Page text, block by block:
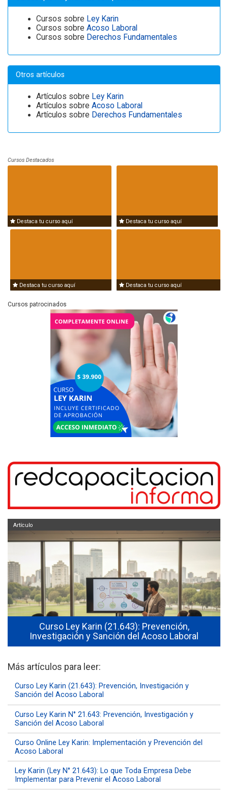
Cursos sobre Ley Karin
Cursos sobre Acoso Laboral
Cursos sobre Derechos Fundamentales
Otros artículos
Artículos sobre Ley Karin
Artículos sobre Acoso Laboral
Artículos sobre Derechos Fundamentales
Cursos Destacados
Destaca tu curso aquí Destaca tu curso aquí
Destaca tu curso aquí Destaca tu curso aquí
Cursos patrocinados
Curso Ley Karin N° 21.643: Prevención,
Investigación y Sanción del Acoso Laboral
Más artículos para leer:
Curso Ley Karin (21.643): Prevención, Investigación y
Sanción del Acoso Laboral
Curso Ley Karin N° 21.643: Prevención, Investigación y
Sanción del Acoso Laboral
Curso Online Ley Karin: Implementación y Prevención del
Acoso Laboral
Ley Karin (Ley N° 21.643): Lo que Toda Empresa Debe
Implementar para Prevenir el Acoso Laboral